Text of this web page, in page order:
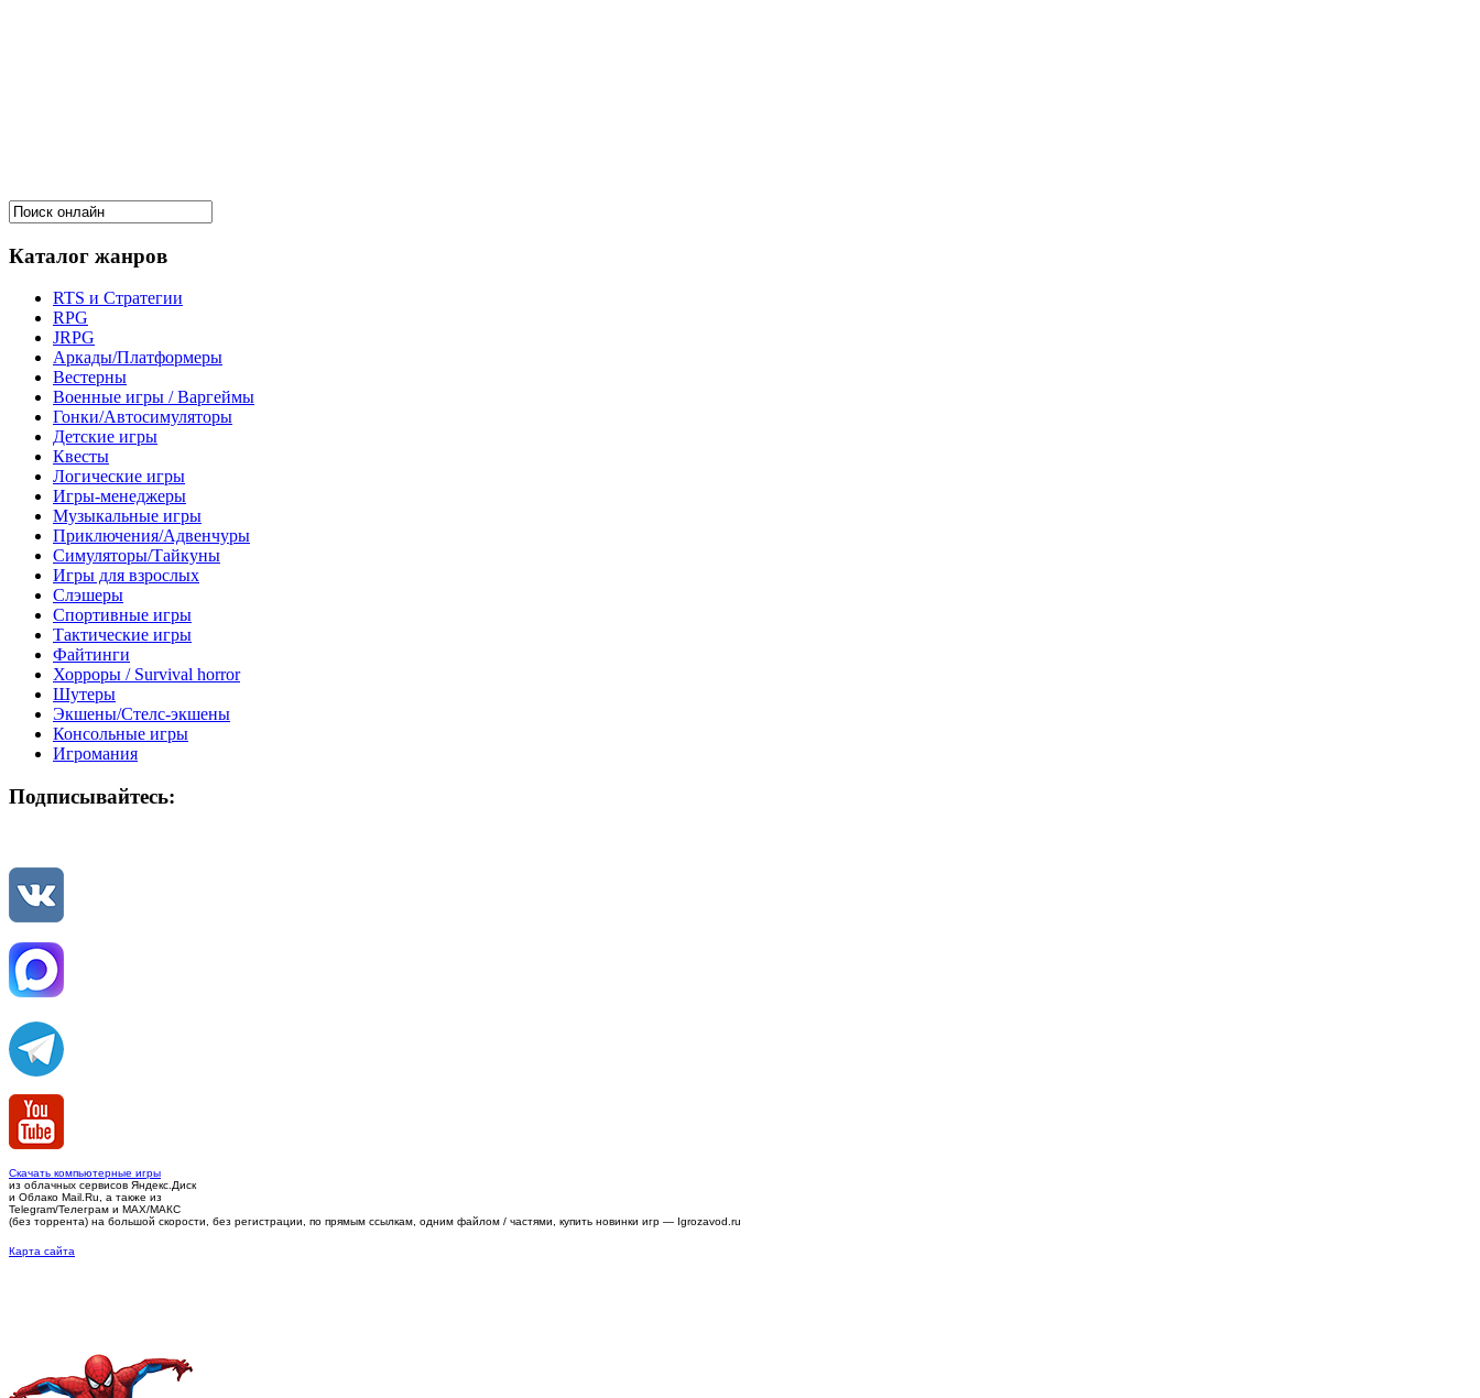
Каталог жанров
RTS и Стратегии
RPG
JRPG
Аркады/Платформеры
Вестерны
Военные игры / Варгеймы
Гонки/Автосимуляторы
Детские игры
Квесты
Логические игры
Игры-менеджеры
Музыкальные игры
Приключения/Адвенчуры
Симуляторы/Тайкуны
Игры для взрослых
Слэшеры
Спортивные игры
Тактические игры
Файтинги
Хорроры / Survival horror
Шутеры
Экшены/Стелс-экшены
Консольные игры
Игромания
Подписывайтесь:
Скачать компьютерные игры
из облачных сервисов Яндекс.Диск
и Облако Mail.Ru, а также из
Telegram/Телеграм и MAX/МАКС
(без торрента) на большой скорости, без регистрации, по прямым ссылкам, одним файлом / частями, купить новинки игр — Igrozavod.ru
Карта сайта